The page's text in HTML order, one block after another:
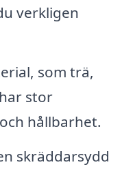
verkligen
som trä,
stor
hållbarhet.
skräddarsydd